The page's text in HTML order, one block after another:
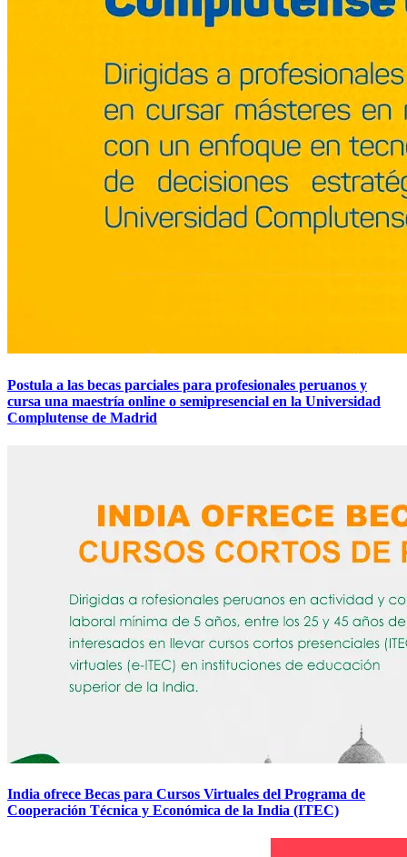
Postula a las becas parciales para profesionales peruanos y
cursa una maestría online o semipresencial en la Universidad
Complutense de Madrid
India ofrece Becas para Cursos Virtuales del Programa de
Cooperación Técnica y Económica de la India (ITEC)